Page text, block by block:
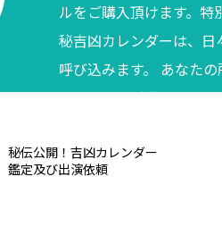
ルをご購入頂けます。特
秘吉凶カレンダーは、日
呼び込みます。 あなた
調べてからご購入くださ
秘伝公開！吉凶カレンダー
鑑定及び出演依頼